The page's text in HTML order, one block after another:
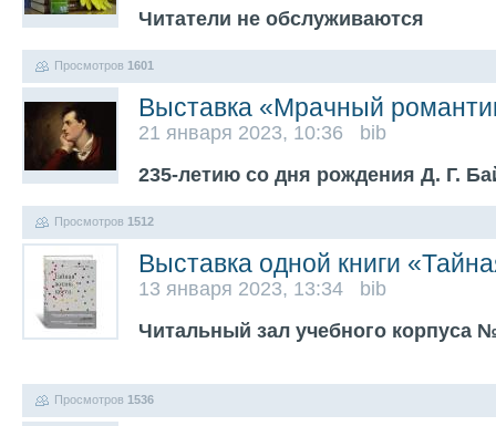
Читатели не обслуживаются
Просмотров 1601
Выставка «Мрачный
21 января 2023, 10:36 bib
235-летию со дня рождения Д. Г.
Просмотров 1512
Выставка одной книги
13 января 2023, 13:34 bib
Читальный зал учебного корпуса
Просмотров 1536